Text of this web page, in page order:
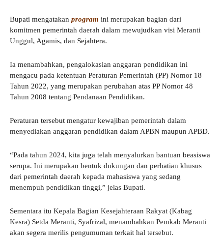
Bupati mengatakan program ini merupakan bagian dari
komitmen pemerintah daerah dalam mewujudkan visi Meranti
Unggul, Agamis, dan Sejahtera.
Ia menambahkan, pengalokasian anggaran pendidikan ini
mengacu pada ketentuan Peraturan Pemerintah (PP) Nomor 18
Tahun 2022, yang merupakan perubahan atas PP Nomor 48
Tahun 2008 tentang Pendanaan Pendidikan.
Peraturan tersebut mengatur kewajiban pemerintah dalam
menyediakan anggaran pendidikan dalam APBN maupun APBD.
“Pada tahun 2024, kita juga telah menyalurkan bantuan beasiswa
serupa. Ini merupakan bentuk dukungan dan perhatian khusus
dari pemerintah daerah kepada mahasiswa yang sedang
menempuh pendidikan tinggi,” jelas Bupati.
Sementara itu Kepala Bagian Kesejahteraan Rakyat (Kabag
Kesra) Setda Meranti, Syafrizal, menambahkan Pemkab Meranti
akan segera merilis pengumuman terkait hal tersebut.